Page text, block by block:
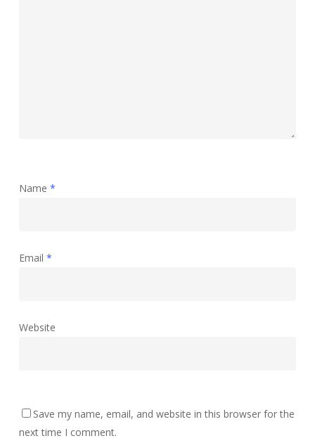
Name *
Email *
Website
Save my name, email, and website in this browser for the
next time I comment.